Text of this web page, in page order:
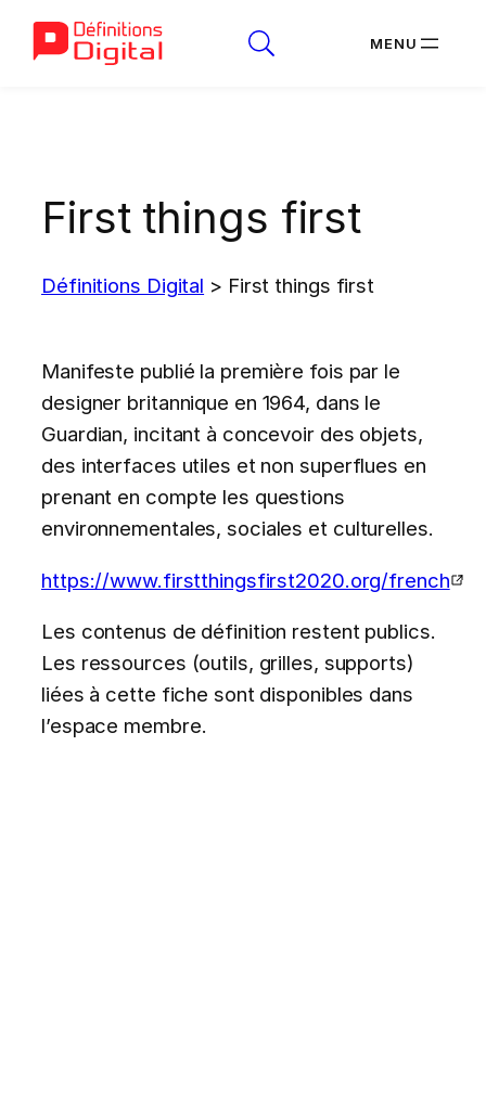
First things first
Définitions Digital > First things first
Manifeste publié la première fois par le
designer britannique en 1964, dans le
Guardian, incitant à concevoir des objets,
des interfaces utiles et non superflues en
prenant en compte les questions
environnementales, sociales et culturelles.
https://www.firstthingsfirst2020.org/french
Les contenus de définition restent publics.
Les ressources (outils, grilles, supports)
liées à cette fiche sont disponibles dans
l’espace membre.